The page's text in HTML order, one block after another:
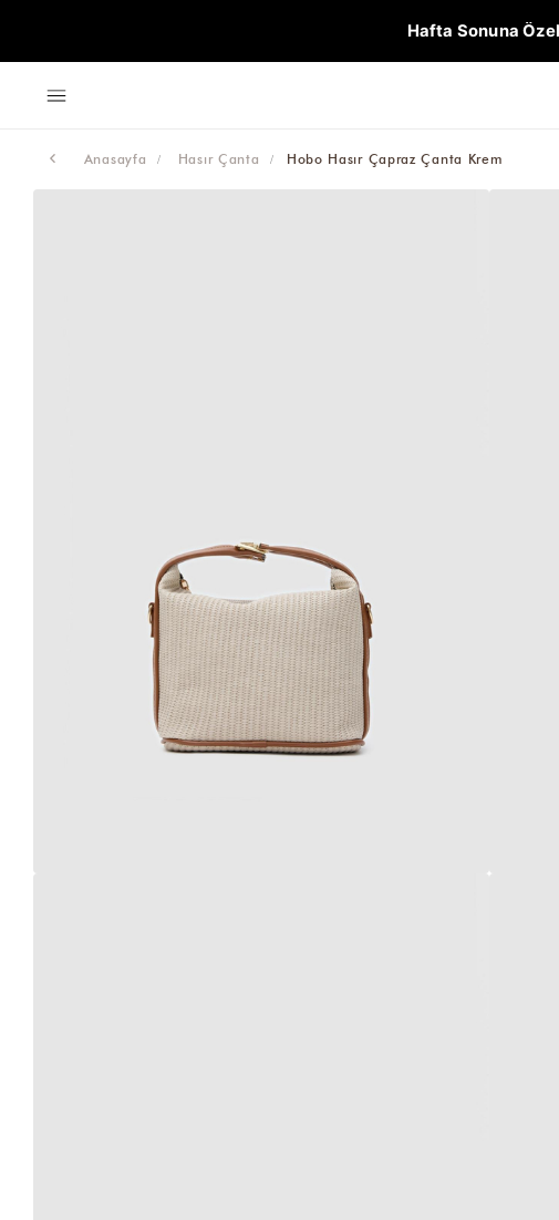
Hafta Sonuna
Anasayfa Hasır Çanta Hobo Hasır Çapraz Çanta Krem